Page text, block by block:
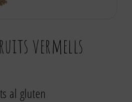
vermells
al gluten